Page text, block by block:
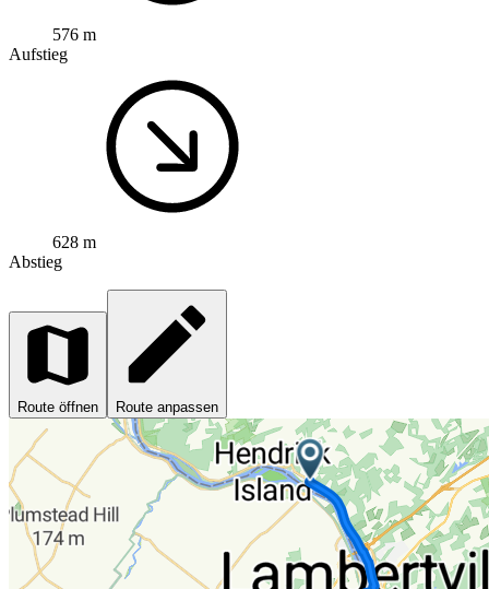
576 m
Aufstieg
628 m
Abstieg
Route öffnen Route anpassen